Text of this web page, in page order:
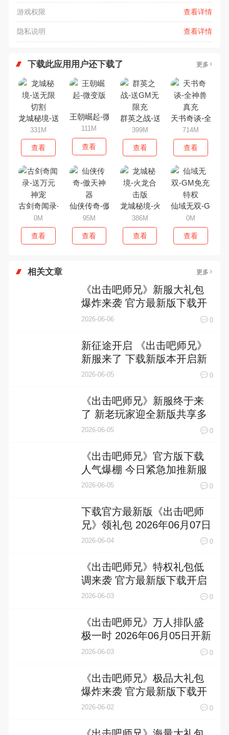
游戏权限 查看详情
隐私说明 查看详情
下载此应用用户还下载了 更多
龙城秘境-送无限切割
331M
查看
王朝崛起-微变版
111M
查看
群英之战-送GM无限充
399M
查看
天书奇谈-全神兽
714M
查看
古剑奇闻录-送万元神宠
0M
查看
仙侠传奇-傲天神器
95M
查看
龙城秘境-火龙合击版
386M
查看
仙域无双-GM免
0M
查看
相关文章 更多
《出击吧师兄》新服大礼包
爆炸来袭 官方最新版下载开
启
2026-06-06 0
新征途开启 《出击吧师兄》
新服来了 下载新版本开启新
挑战
2026-06-05 0
《出击吧师兄》新服终于来
了 新老玩家迎全新版共享多
重福利
2026-06-05 0
《出击吧师兄》官方版下载
人气爆棚 今日紧急加推新服
2026-06-05 0
下载官方最新版《出击吧师
兄》领礼包 2026年06月07日
开新服创角享福利
2026-06-04 0
《出击吧师兄》特权礼包低
调来袭 官方最新版下载开启
2026-06-03 0
《出击吧师兄》万人排队盛
极一时 2026年06月05日开新
服迎大佬回归
2026-06-03 0
《出击吧师兄》极品大礼包
爆炸来袭 官方最新版下载开
启
2026-06-02 0